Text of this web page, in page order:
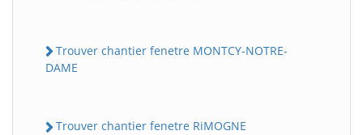
Trouver chantier fenetre MONTCY-NOTRE-
DAME
Trouver chantier fenetre RiMOGNE